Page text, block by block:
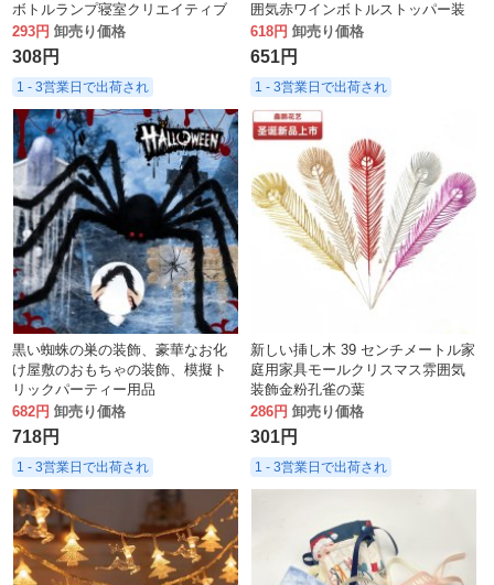
ボトルランプ寝室クリエイティブ
ガーリーハートルームレイアウト
イン装飾小さなランタン
293円 卸売り価格
308円
1 - 3営業日で出荷され
囲気赤ワインボトルストッパー装
飾ホリデー
618円 卸売り価格
651円
1 - 3営業日で出荷され
黒い蜘蛛の巣の装飾、豪華なお化
け屋敷のおもちゃの装飾、模擬ト
リックパーティー用品
682円 卸売り価格
718円
1 - 3営業日で出荷され
新しい挿し木 39 センチメートル家
庭用家具モールクリスマス雰囲気
装飾金粉孔雀の葉
286円 卸売り価格
301円
1 - 3営業日で出荷され